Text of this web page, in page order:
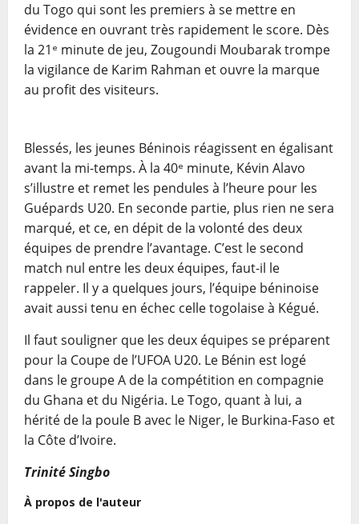
du Togo qui sont les premiers à se mettre en
évidence en ouvrant très rapidement le score. Dès
la 21ᵉ minute de jeu, Zougoundi Moubarak trompe
la vigilance de Karim Rahman et ouvre la marque
au profit des visiteurs.
Blessés, les jeunes Béninois réagissent en égalisant
avant la mi-temps. À la 40ᵉ minute, Kévin Alavo
s’illustre et remet les pendules à l’heure pour les
Guépards U20. En seconde partie, plus rien ne sera
marqué, et ce, en dépit de la volonté des deux
équipes de prendre l’avantage. C’est le second
match nul entre les deux équipes, faut-il le
rappeler. Il y a quelques jours, l’équipe béninoise
avait aussi tenu en échec celle togolaise à Kégué.
Il faut souligner que les deux équipes se préparent
pour la Coupe de l’UFOA U20. Le Bénin est logé
dans le groupe A de la compétition en compagnie
du Ghana et du Nigéria. Le Togo, quant à lui, a
hérité de la poule B avec le Niger, le Burkina-Faso et
la Côte d’Ivoire.
Trinité Singbo
À propos de l'auteur